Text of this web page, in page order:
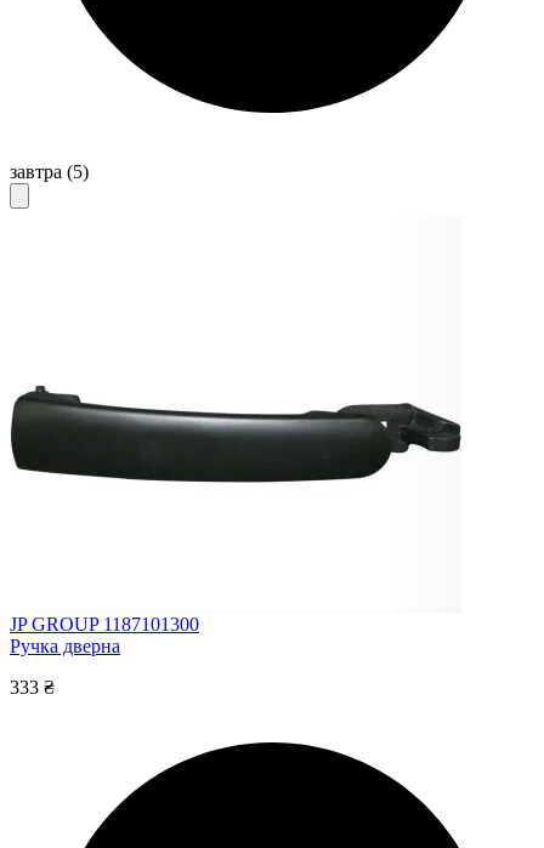
завтра (5)
JP GROUP 1187101300
Ручка дверна
333 ₴